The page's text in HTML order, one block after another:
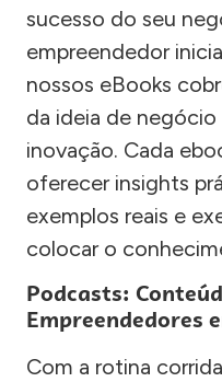
sucesso do seu
empreendedor
nossos eBooks
da ideia de
inovação. Cada
oferecer insights
exemplos reais e
colocar o
Podcasts:
Empreendedores
Com a rotina